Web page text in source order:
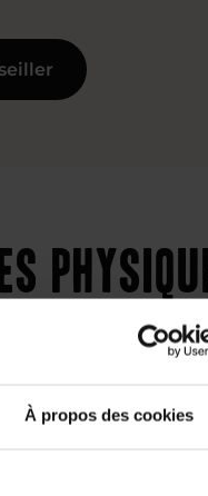
À propos des cookies